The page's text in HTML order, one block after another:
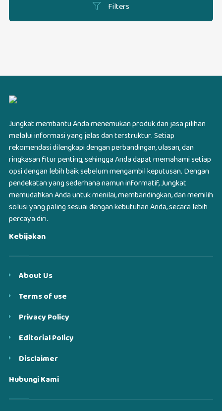
Filters
Jungkat membantu Anda menemukan produk dan jasa pilihan
melalui informasi yang jelas dan terstruktur. Setiap
rekomendasi dilengkapi dengan perbandingan, ulasan, dan
ringkasan fitur penting, sehingga Anda dapat memahami setiap
opsi dengan lebih baik sebelum mengambil keputusan. Dengan
pendekatan yang sederhana namun informatif, Jungkat
memudahkan Anda untuk menilai, membandingkan, dan memilih
solusi yang paling sesuai dengan kebutuhan Anda, secara lebih
percaya diri.
Kebijakan
About Us
Terms of use
Privacy Policy
Editorial Policy
Disclaimer
Hubungi Kami